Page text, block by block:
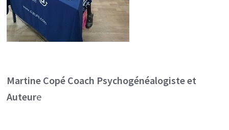
Martine Copé Coach Psychogénéalogiste et
Auteure